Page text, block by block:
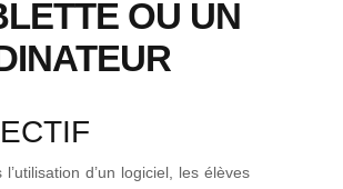
OU UN
l’utilisation d’un logiciel, les élèves